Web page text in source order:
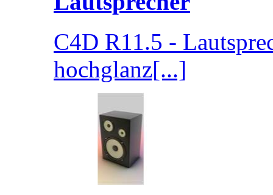
C4D R11.5 -
hochglanz[...]